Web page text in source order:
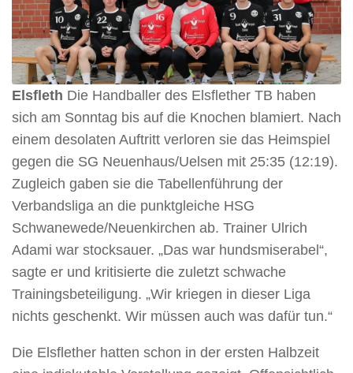
Elsfleth Die Handballer des Elsflether TB haben
sich am Sonntag bis auf die Knochen blamiert. Nach
einem desolaten Auftritt verloren sie das Heimspiel
gegen die SG Neuenhaus/Uelsen mit 25:35 (12:19).
Zugleich gaben sie die Tabellenführung der
Verbandsliga an die punktgleiche HSG
Schwanewede/Neuenkirchen ab. Trainer Ulrich
Adami war stocksauer. „Das war hundsmiserabel“,
sagte er und kritisierte die zuletzt schwache
Trainingsbeteiligung. „Wir kriegen in dieser Liga
nichts geschenkt. Wir müssen auch was dafür tun.“
Die Elsflether hatten schon in der ersten Halbzeit